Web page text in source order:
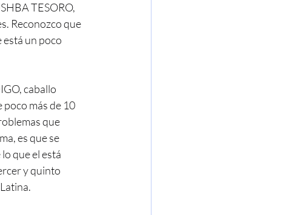
TESORO,
Reconozco que
un poco
caballo
más de 10
que
es que se
que el está
y quinto